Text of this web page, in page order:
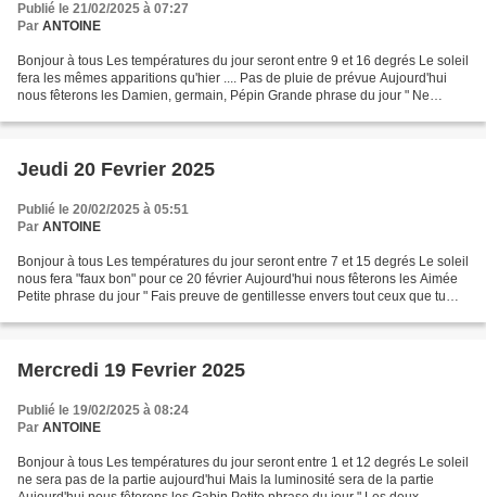
Publié le 21/02/2025 à 07:27
Par ANTOINE
Bonjour à tous Les températures du jour seront entre 9 et 16 degrés Le soleil
fera les mêmes apparitions qu'hier .... Pas de pluie de prévue Aujourd'hui
nous fêterons les Damien, germain, Pépin Grande phrase du jour " Ne
Jeudi 20 Fevrier 2025
Publié le 20/02/2025 à 05:51
Par ANTOINE
Bonjour à tous Les températures du jour seront entre 7 et 15 degrés Le soleil
nous fera "faux bon" pour ce 20 février Aujourd'hui nous fêterons les Aimée
Petite phrase du jour " Fais preuve de gentillesse envers tout ceux que tu
Mercredi 19 Fevrier 2025
Publié le 19/02/2025 à 08:24
Par ANTOINE
Bonjour à tous Les températures du jour seront entre 1 et 12 degrés Le soleil
ne sera pas de la partie aujourd'hui Mais la luminosité sera de la partie